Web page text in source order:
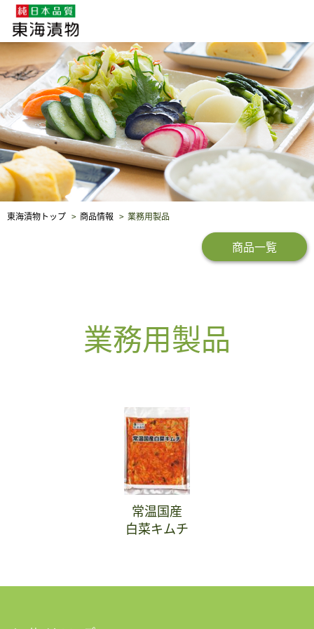
企業・採用情報 社会貢献 品質保証
東海漬物トップ 商品情報 業務用製品
商品一覧
業務用製品
常温国産
白菜キムチ